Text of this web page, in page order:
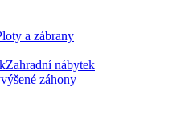
a zábrany
Zahradní nábytek
záhony